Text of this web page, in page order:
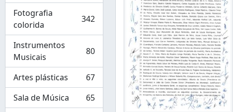
Fotografia
colorida
, 342 resultados 342
Instrumentos
Musicais
, 80 resultados 80
Artes plásticas
, 67 resultados
67
Sala de Música
, 65 resultados
65